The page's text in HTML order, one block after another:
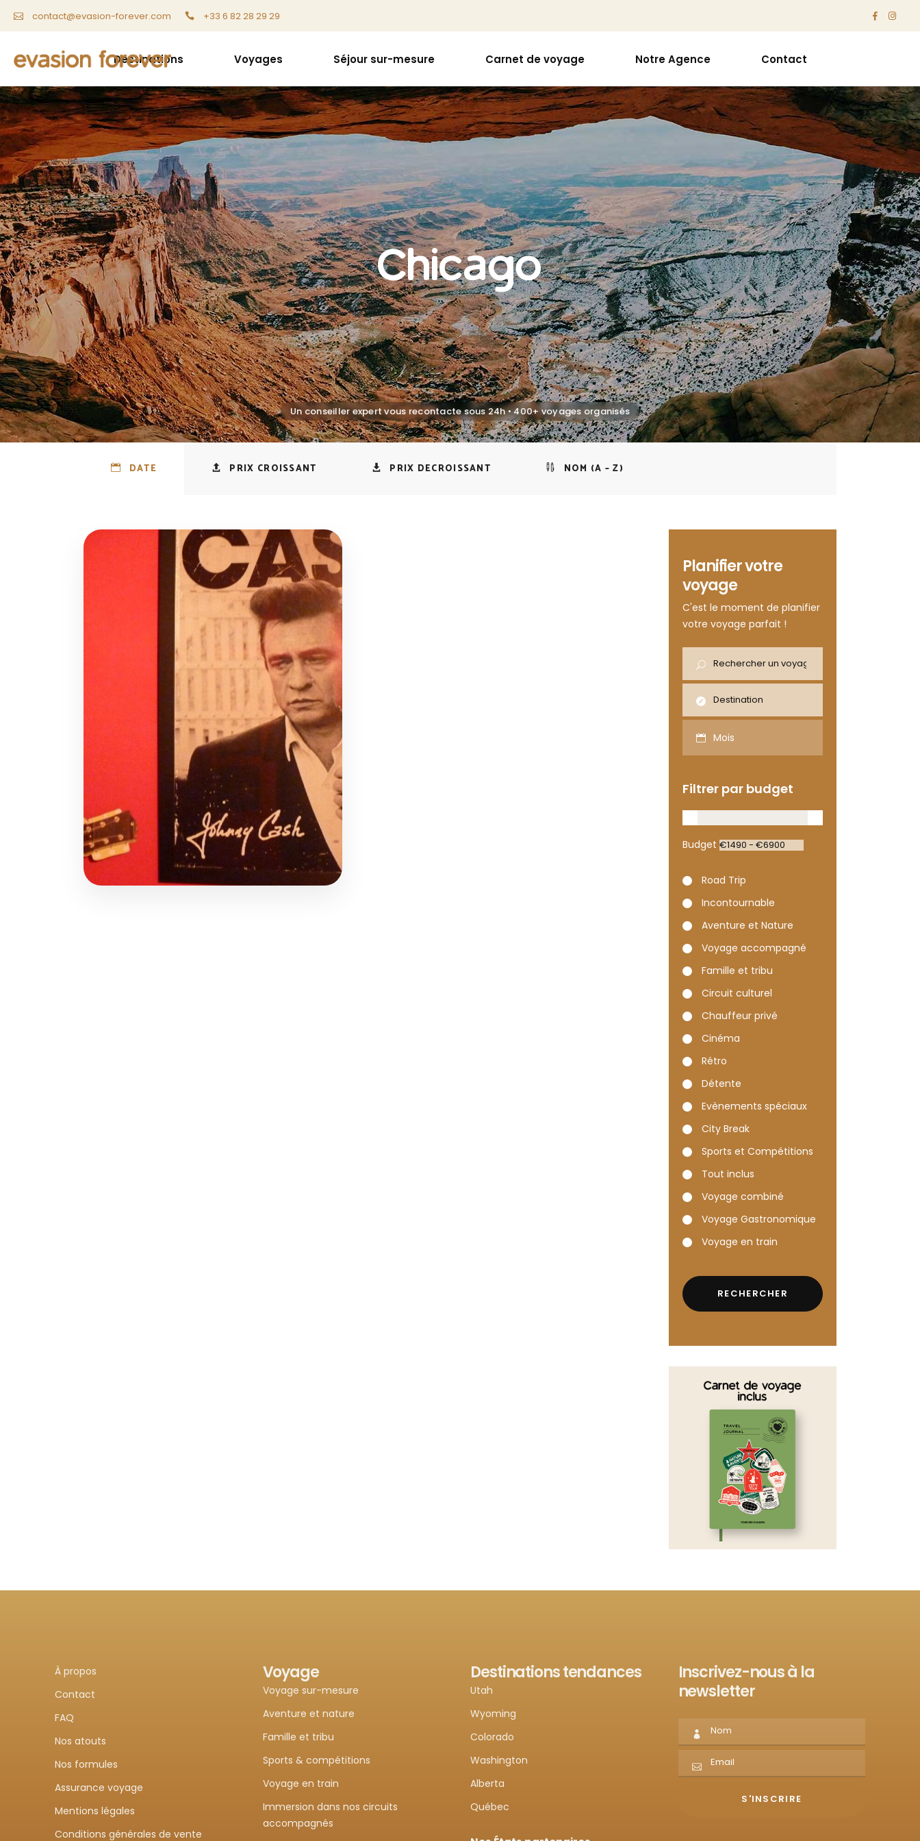
contact@evasion-forever.com +33 6 82 28 29 29
Destinations Voyages Séjour sur-mesure Carnet de voyage Notre Agence Contact
Chicago
DATE PRIX CROISSANT PRIX DECROISSANT NOM (A – Z)
Planifier votre
voyage
C'est le moment de planifier
votre voyage parfait !
Mois
Filtrer par budget
Budget
Road Trip
Incontournable
Aventure et Nature
Voyage accompagné
Famille et tribu
Circuit culturel
Chauffeur privé
Cinéma
Rétro
Détente
Evènements spéciaux
City Break
Sports et Compétitions
Tout inclus
Voyage combiné
Voyage Gastronomique
Voyage en train
À propos
Contact
FAQ
Nos atouts
Nos formules
Assurance voyage
Mentions légales
Conditions générales de vente
Voyage
Voyage sur-mesure
Aventure et nature
Famille et tribu
Sports & compétitions
Voyage en train
Immersion dans nos circuits
accompagnés
Destinations tendances
Utah
Wyoming
Colorado
Washington
Alberta
Québec
Inscrivez-nous à la
newsletter